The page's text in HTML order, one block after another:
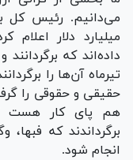
میلیارد دلار
داده‌اند که
تیرماه آن‌ها را
حقیقی و حقوقی را
هم پای کار هست
برگرداندند که
انجام شود.